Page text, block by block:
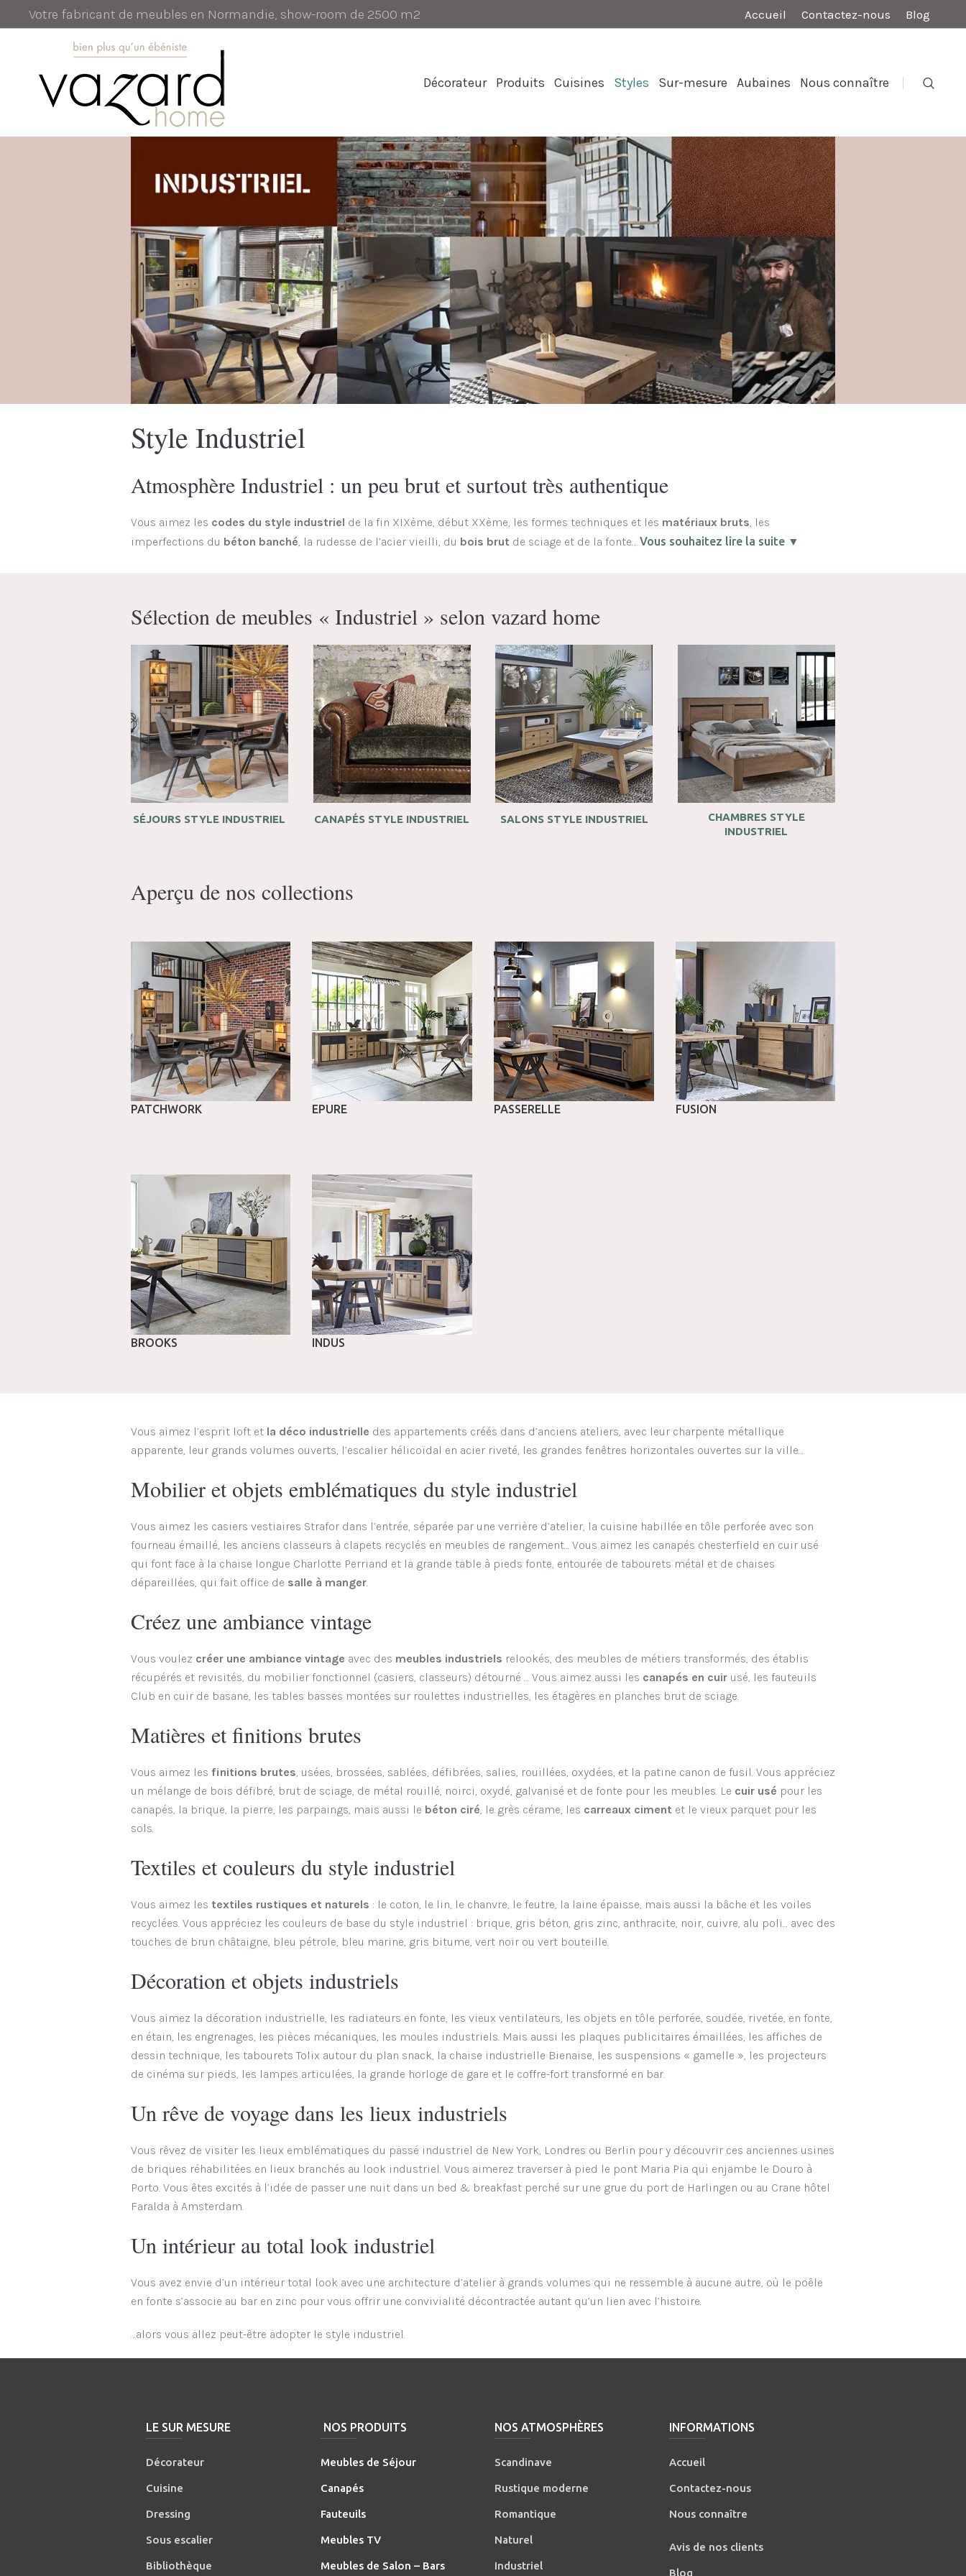
Accueil Contactez-nous Blog
Votre fabricant de meubles en Normandie, show-room de 2500 m2
Décorateur Produits Cuisines Styles Sur-mesure Aubaines Nous connaître
Style Industriel
Atmosphère Industriel : un peu brut et surtout très authentique
Vous aimez les codes du style industriel de la fin XIXème, début XXème, les formes techniques et les matériaux bruts, les
imperfections du béton banché, la rudesse de l’acier vieilli, du bois brut de sciage et de la fonte… Vous souhaitez lire la suite ▼
Sélection de meubles « Industriel » selon vazard home
SÉJOURS STYLE INDUSTRIEL CANAPÉS STYLE INDUSTRIEL SALONS STYLE INDUSTRIEL
CHAMBRES STYLE
INDUSTRIEL
Aperçu de nos collections
PATCHWORK EPURE PASSERELLE FUSION
BROOKS INDUS
Vous aimez l’esprit loft et la déco industrielle des appartements créés dans d’anciens ateliers, avec leur charpente métallique
apparente, leur grands volumes ouverts, l’escalier hélicoïdal en acier riveté, les grandes fenêtres horizontales ouvertes sur la ville…
Mobilier et objets emblématiques du style industriel
Vous aimez les casiers vestiaires Strafor dans l’entrée, séparée par une verrière d’atelier, la cuisine habillée en tôle perforée avec son
fourneau émaillé, les anciens classeurs à clapets recyclés en meubles de rangement… Vous aimez les canapés chesterfield en cuir usé
qui font face à la chaise longue Charlotte Perriand et la grande table à pieds fonte, entourée de tabourets métal et de chaises
dépareillées, qui fait office de salle à manger.
Créez une ambiance vintage
Vous voulez créer une ambiance vintage avec des meubles industriels relookés, des meubles de métiers transformés, des établis
récupérés et revisités, du mobilier fonctionnel (casiers, classeurs) détourné … Vous aimez aussi les canapés en cuirusé, les fauteuils
Club en cuir de basane, les tables basses montées sur roulettes industrielles, les étagères en planches brut de sciage.
Matières et finitions brutes
Vous aimez les finitions brutes , usées, brossées, sablées, défibrées, salies, rouillées, oxydées, et la patine canon de fusil. Vous appréciez
un mélange de bois défibré, brut de sciage, de métal rouillé, noirci, oxydé, galvanisé et de fonte pour les meubles. Le cuir usé pour les
canapés, la brique, la pierre, les parpaings, mais aussi le béton ciré , le grès cérame, les carreaux ciment et le vieux parquet pour les
sols.
Textiles et couleurs du style industriel
Vous aimez les textiles rustiques et naturels : le coton, le lin, le chanvre, le feutre, la laine épaisse, mais aussi la bâche et les voiles
recyclées. Vous appréciez les couleurs de base du style industriel : brique, gris béton, gris zinc, anthracite, noir, cuivre, alu poli… avec des
touches de brun châtaigne, bleu pétrole, bleu marine, gris bitume, vert noir ou vert bouteille.
Décoration et objets industriels
Vous aimez la décoration industrielle, les radiateurs en fonte, les vieux ventilateurs, les objets en tôle perforée, soudée, rivetée, en fonte,
en étain, les engrenages, les pièces mécaniques, les moules industriels. Mais aussi les plaques publicitaires émaillées, les affiches de
dessin technique, les tabourets Tolix autour du plan snack, la chaise industrielle Bienaise, les suspensions « gamelle », les projecteurs
de cinéma sur pieds, les lampes articulées, la grande horloge de gare et le coffre-fort transformé en bar.
Un rêve de voyage dans les lieux industriels
Vous rêvez de visiter les lieux emblématiques du passé industriel de New York, Londres ou Berlin pour y découvrir ces anciennes usines
de briques réhabilitées en lieux branchés au look industriel. Vous aimerez traverser à pied le pont Maria Pia qui enjambe le Douro à
Porto. Vous êtes excités à l’idée de passer une nuit dans un bed & breakfast perché sur une grue du port de Harlingen ou au Crane hôtel
Faralda à Amsterdam.
Un intérieur au total look industriel
Vous avez envie d’un intérieur total look avec une architecture d’atelier à grands volumes qui ne ressemble à aucune autre, où le poêle
en fonte s’associe au bar en zinc pour vous offrir une convivialité décontractée autant qu’un lien avec l’histoire.
…alors vous allez peut-être adopter le style industriel.
LE SUR MESURE
Décorateur
Cuisine
Dressing
Sous escalier
Bibliothèque
NOS PRODUITS
Meubles de Séjour
Canapés
Fauteuils
Meubles TV
Meubles de Salon – Bars
NOS ATMOSPHÈRES
Scandinave
Rustique moderne
Romantique
Naturel
Industriel
INFORMATIONS
Accueil
Contactez-nous
Nous connaître
Avis de nos clients
Blog